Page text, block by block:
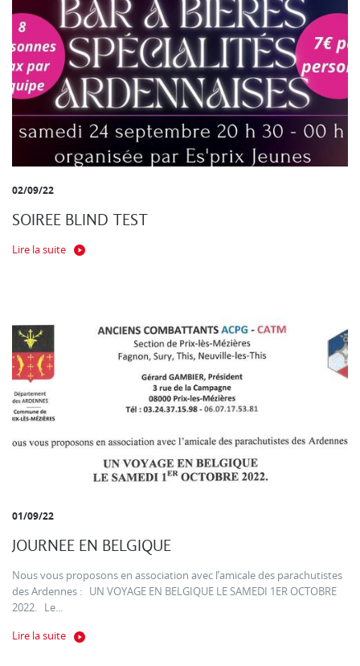
02/09/22
SOIREE BLIND TEST
Lire la suite
01/09/22
JOURNEE EN BELGIQUE
Nous vous proposons en association avec l’amicale des parachutistes
des Ardennes : UN VOYAGE EN BELGIQUE LE SAMEDI 1ER OCTOBRE
2022. Le...
Lire la suite